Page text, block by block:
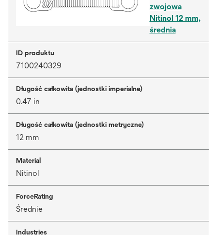
zwojowa
Nitinol 12 mm,
średnia
ID produktu
7100240329
Długość całkowita (jednostki imperialne)
0.47 in
Długość całkowita (jednostki metryczne)
12 mm
Material
Nitinol
ForceRating
Średnie
Industries